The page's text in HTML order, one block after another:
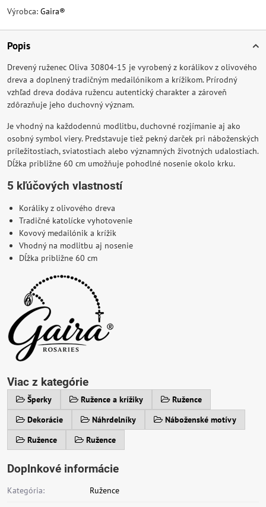
Výrobca: Gaira®
Popis
Drevený ruženec Oliva 30804-15 je vyrobený z korálikov z olivového
dreva a doplnený tradičným medailónikom a krížikom. Prírodný
vzhľad dreva dodáva ružencu autentický charakter a zároveň
zdôrazňuje jeho duchovný význam.
Je vhodný na každodennú modlitbu, duchovné rozjímanie aj ako
osobný symbol viery. Predstavuje tiež pekný darček pri náboženských
príležitostiach, sviatostiach alebo významných životných udalostiach.
Dĺžka približne 60 cm umožňuje pohodlné nosenie okolo krku.
5 kľúčových vlastností
Koráliky z olivového dreva
Tradičné katolícke vyhotovenie
Kovový medailónik a krížik
Vhodný na modlitbu aj nosenie
Dĺžka približne 60 cm
Viac z kategórie
Šperky Ružence a krížiky
Ružence
Dekorácie
Náhrdelníky
Náboženské motívy
Ružence
Ružence
Doplnkové informácie
Kategória: Ružence